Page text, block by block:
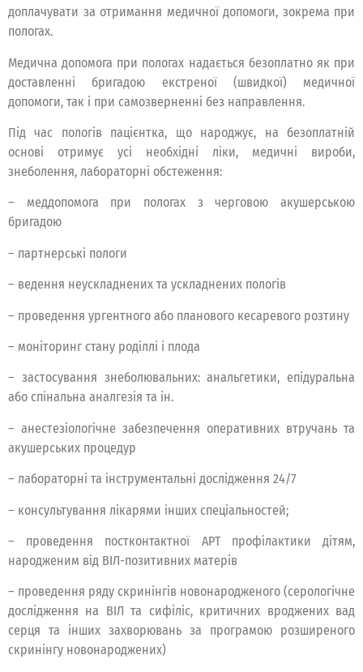
доплачувати за отримання медичної допомоги, зокрема при
пологах.
Медична допомога при пологах надається безоплатно як при
доставленні бригадою екстреної (швидкої) медичної
допомоги, так і при самозверненні без направлення.
Під час пологів пацієнтка, що народжує, на безоплатній
основі отримує усі необхідні ліки, медичні вироби,
знеболення, лабораторні обстеження:
– меддопомога при пологах з черговою акушерською
бригадою
– партнерські пологи
– ведення неускладнених та ускладнених пологів
– проведення ургентного або планового кесаревого розтину
– моніторинг стану роділлі і плода
– застосування знеболювальних: анальгетики, епідуральна
або спінальна аналгезія та ін.
– анестезіологічне забезпечення оперативних втручань та
акушерських процедур
– лабораторні та інструментальні дослідження 24/7
– консультування лікарями інших спеціальностей;
– проведення постконтактної АРТ профілактики дітям,
народженим від ВІЛ-позитивних матерів
– проведення ряду скринінгів новонародженого (серологічне
дослідження на ВІЛ та сифіліс, критичних вроджених вад
серця та інших захворювань за програмою розширеного
скринінгу новонароджених)